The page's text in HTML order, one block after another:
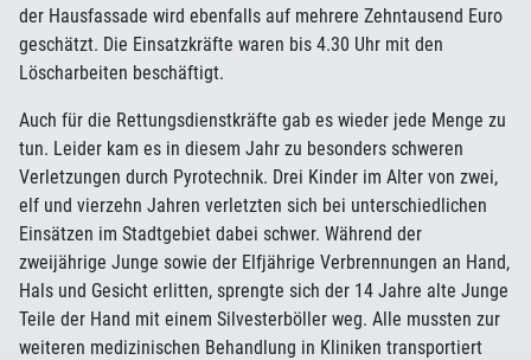
der Hausfassade wird ebenfalls auf mehrere Zehntausend Euro
geschätzt. Die Einsatzkräfte waren bis 4.30 Uhr mit den
Löscharbeiten beschäftigt.
Auch für die Rettungsdienstkräfte gab es wieder jede Menge zu
tun. Leider kam es in diesem Jahr zu besonders schweren
Verletzungen durch Pyrotechnik. Drei Kinder im Alter von zwei,
elf und vierzehn Jahren verletzten sich bei unterschiedlichen
Einsätzen im Stadtgebiet dabei schwer. Während der
zweijährige Junge sowie der Elfjährige Verbrennungen an Hand,
Hals und Gesicht erlitten, sprengte sich der 14 Jahre alte Junge
Teile der Hand mit einem Silvesterböller weg. Alle mussten zur
weiteren medizinischen Behandlung in Kliniken transportiert